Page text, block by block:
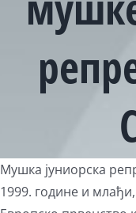
View
Larger
Мушка јуниорска
1999. године и